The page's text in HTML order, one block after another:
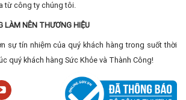
từ công ty chúng tôi.
LÀM NÊN THƯƠNG HIỆU
sự tín nhiệm của quý khách hàng trong suốt thời
quý khách hàng Sức Khỏe và Thành Công!